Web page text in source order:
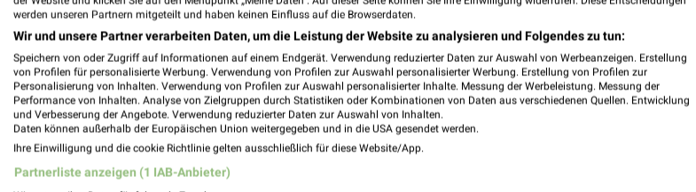
Weitere TEDi Geschäfte mit Angeboten in und um Bürstadt
5 Geschäfte und Orte
TEDi Angebote in Lampertheim
Lampertheim, Deutschland
werden unseren Partnern mitgeteilt und haben keinen Einfluss auf die Browserdaten.
Wir und unsere Partner verarbeiten Daten, um die Leistung der Website zu analysieren und Folgendes zu tun:
Speichern von oder Zugriff auf Informationen auf einem Endgerät. Verwendung reduzierter Daten zur Auswahl von Werbeanzeigen. Erstellung
von Profilen für personalisierte Werbung. Verwendung von Profilen zur Auswahl personalisierter Werbung. Erstellung von Profilen zur
Personalisierung von Inhalten. Verwendung von Profilen zur Auswahl personalisierter Inhalte. Messung der Werbeleistung. Messung der
Performance von Inhalten. Analyse von Zielgruppen durch Statistiken oder Kombinationen von Daten aus verschiedenen Quellen. Entwicklung
und Verbesserung der Angebote. Verwendung reduzierter Daten zur Auswahl von Inhalten.
Daten können außerhalb der Europäischen Union weitergegeben und in die USA gesendet werden.
Ihre Einwilligung und die cookie Richtlinie gelten ausschließlich für diese Website/App.
Partnerliste anzeigen (1 IAB-Anbieter)